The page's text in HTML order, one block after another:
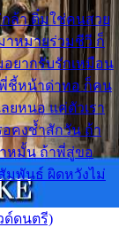
ล้า ติ๋มใช่คนสวย
าหมายร่วมชีวี ก็
ยากรับรักเหมือน
ชี้หน้าด่าทอ ก็คน
ยหนอ แค่ตัวเรา
คงช้ำสักวัน ถ้า
าหมั้น ถ้าพี่สู่ขอ
มพันธ์ ผิดหวังไม่
ด์ดนตรี)